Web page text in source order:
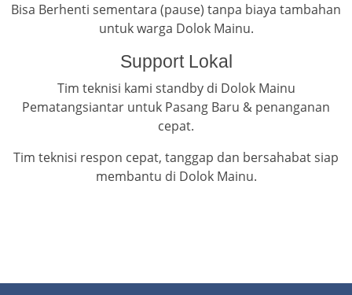
Bisa Berhenti sementara (pause) tanpa biaya tambahan
untuk warga Dolok Mainu.
Support Lokal
Tim teknisi kami standby di Dolok Mainu
Pematangsiantar untuk Pasang Baru & penanganan
cepat.
Tim teknisi respon cepat, tanggap dan bersahabat siap
membantu di Dolok Mainu.